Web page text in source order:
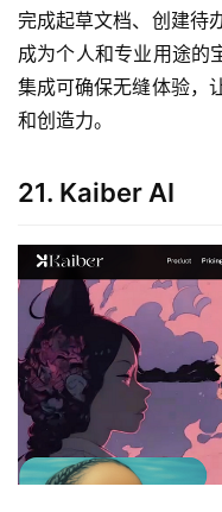
完成起草文档、创建待
成为个人和专业用途的
集成可确保无缝体验，
和创造力。
21. Kaiber AI